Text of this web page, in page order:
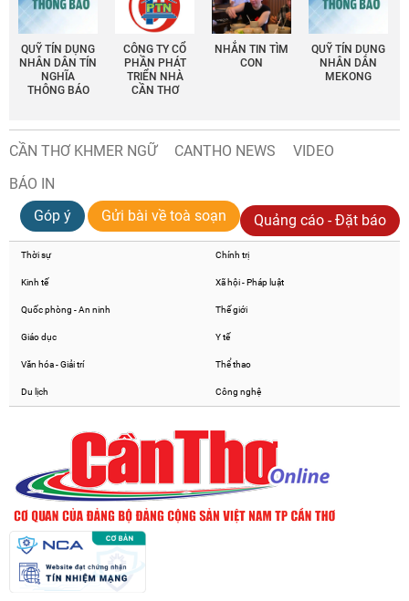
QUỸ TÍN DỤNG
NHÂN DÂN TÍN
NGHĨA
THÔNG BÁO
CÔNG TY CỔ
PHẦN PHÁT
TRIỂN NHÀ
CẦN THƠ
NHẮN TIN TÌM
CON
QUỸ TÍN DỤNG
NHÂN DÂN
MEKONG
CẦN THƠ KHMER NGỮ CANTHO NEWS
VIDEO
BÁO IN
Góp ý
Gửi bài về toà soạn Quảng cáo - Đặt báo
Thời sự Chính trị
Kinh tế Xã hội - Pháp luật
Quốc phòng - An ninh Thế giới
Giáo dục Y tế
Văn hóa - Giải trí Thể thao
Du lịch Công nghệ